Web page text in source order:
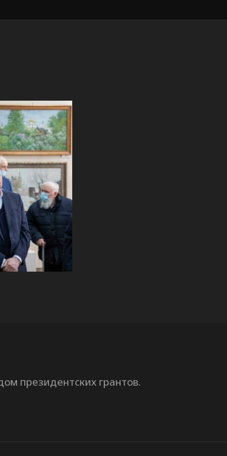
президентских грантов.